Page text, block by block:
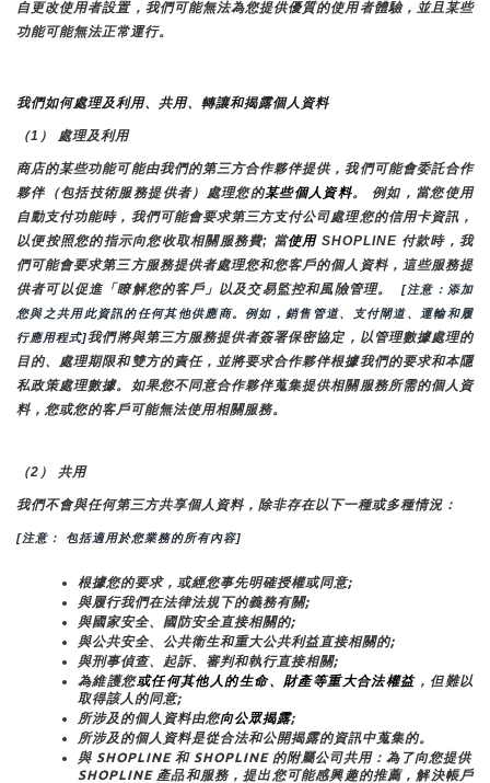
自更改使用者設置，我們可能無法為您提供優質的使用者體驗，並且某些
功能可能無法正常運行。
我們如何處理及利用、共用、轉讓和揭露個人資料
（1） 處理及利用
商店的某些功能可能由我們的第三方合作夥伴提供，我們可能會委託合作
夥伴（包括技術服務提供者）處理您的某些個人資料。 例如，當您使用
自動支付功能時，我們可能會要求第三方支付公司處理您的信用卡資訊，
以便按照您的指示向您收取相關服務費; 當使用 SHOPLINE 付款時，我
們可能會要求第三方服務提供者處理您和您客戶的個人資料，這些服務提
供者可以促進「瞭解您的客戶」以及交易監控和風險管理。
[注意：添加
您與之共用此資訊的任何其他供應商。例如，銷售管道、支付閘道、運輸和履
行應用程式]我們將與第三方服務提供者簽署保密協定，以管理數據處理的
目的、處理期限和雙方的責任，並將要求合作夥伴根據我們的要求和本隱
私政策處理數據。如果您不同意合作夥伴蒐集提供相關服務所需的個人資
料，您或您的客戶可能無法使用相關服務。
（2） 共用
我們不會與任何第三方共享個人資料，除非存在以下一種或多種情況：
[注意： 包括適用於您業務的所有內容]
根據您的要求，或經您事先明確授權或同意;
與履行我們在法律法規下的義務有關;
與國家安全、國防安全直接相關的;
與公共安全、公共衛生和重大公共利益直接相關的;
與刑事偵查、起訴、審判和執行直接相關;
為維護您或任何其他人的生命、財產等重大合法權益，但難以
取得該人的同意;
所涉及的個人資料由您向公眾揭露;
所涉及的個人資料是從合法和公開揭露的資訊中蒐集的。
與 SHOPLINE 和 SHOPLINE 的附屬公司共用：為了向您提供
SHOPLINE 產品和服務，提出您可能感興趣的推薦，解決帳戶